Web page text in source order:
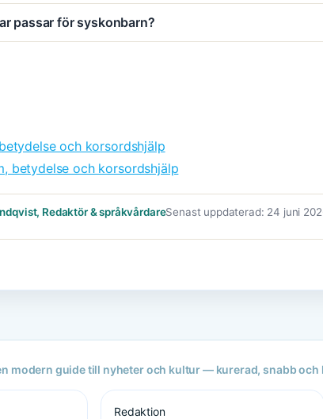
passar för syskonbarn?
och korsordshjälp
betydelse och korsordshjälp
Redaktör & språkvårdareSenast uppdaterad: 24 juni
modern guide till nyheter och kultur — kurerad, snabb och
Redaktion